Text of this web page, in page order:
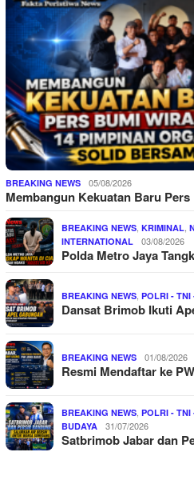
BREAKING NEWS 05/08/2026
Membangun Kekuatan Baru
BREAKING NEWS KRIMINAL
INTERNATIONAL
03/08/2026
Polda Metro Jaya
BREAKING NEWS POLRI - TNI
Dansat Brimob Ikuti
BREAKING NEWS 01/08/2026
Resmi Mendaftar ke
BREAKING NEWS POLRI - TNI
BUDAYA
31/07/2026
Satbrimob Jabar dan